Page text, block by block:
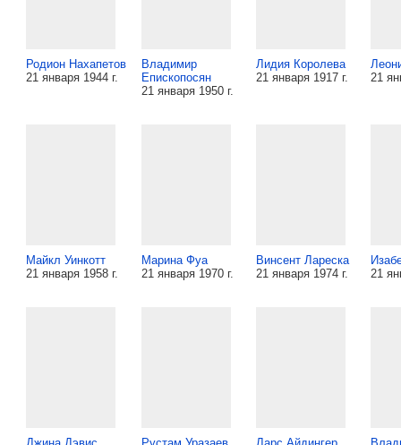
Родион Нахапетов
21 января 1944 г.
Владимир
Епископосян
21 января 1950 г.
Лидия Королева
21 января 1917 г.
21
Майкл Уинкотт
21 января 1958 г.
Марина Фуа
21 января 1970 г.
Винсент Лареска
21 января 1974 г.
21